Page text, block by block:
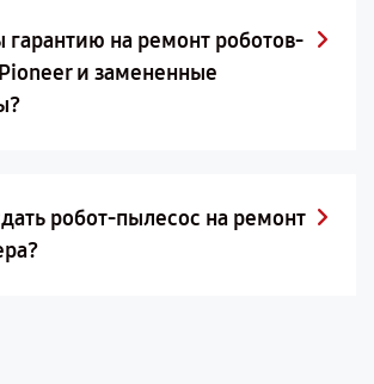
гарантию на ремонт роботов-
и замененные
робот-пылесос на ремонт